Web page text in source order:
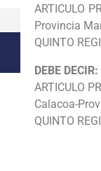
ARTICULO
Provincia
QUINTO
DEBE DECIR:
ARTICULO
Calacoa-
QUINTO